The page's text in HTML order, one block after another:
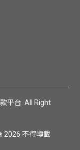
平台. All Right
2026 不得轉載